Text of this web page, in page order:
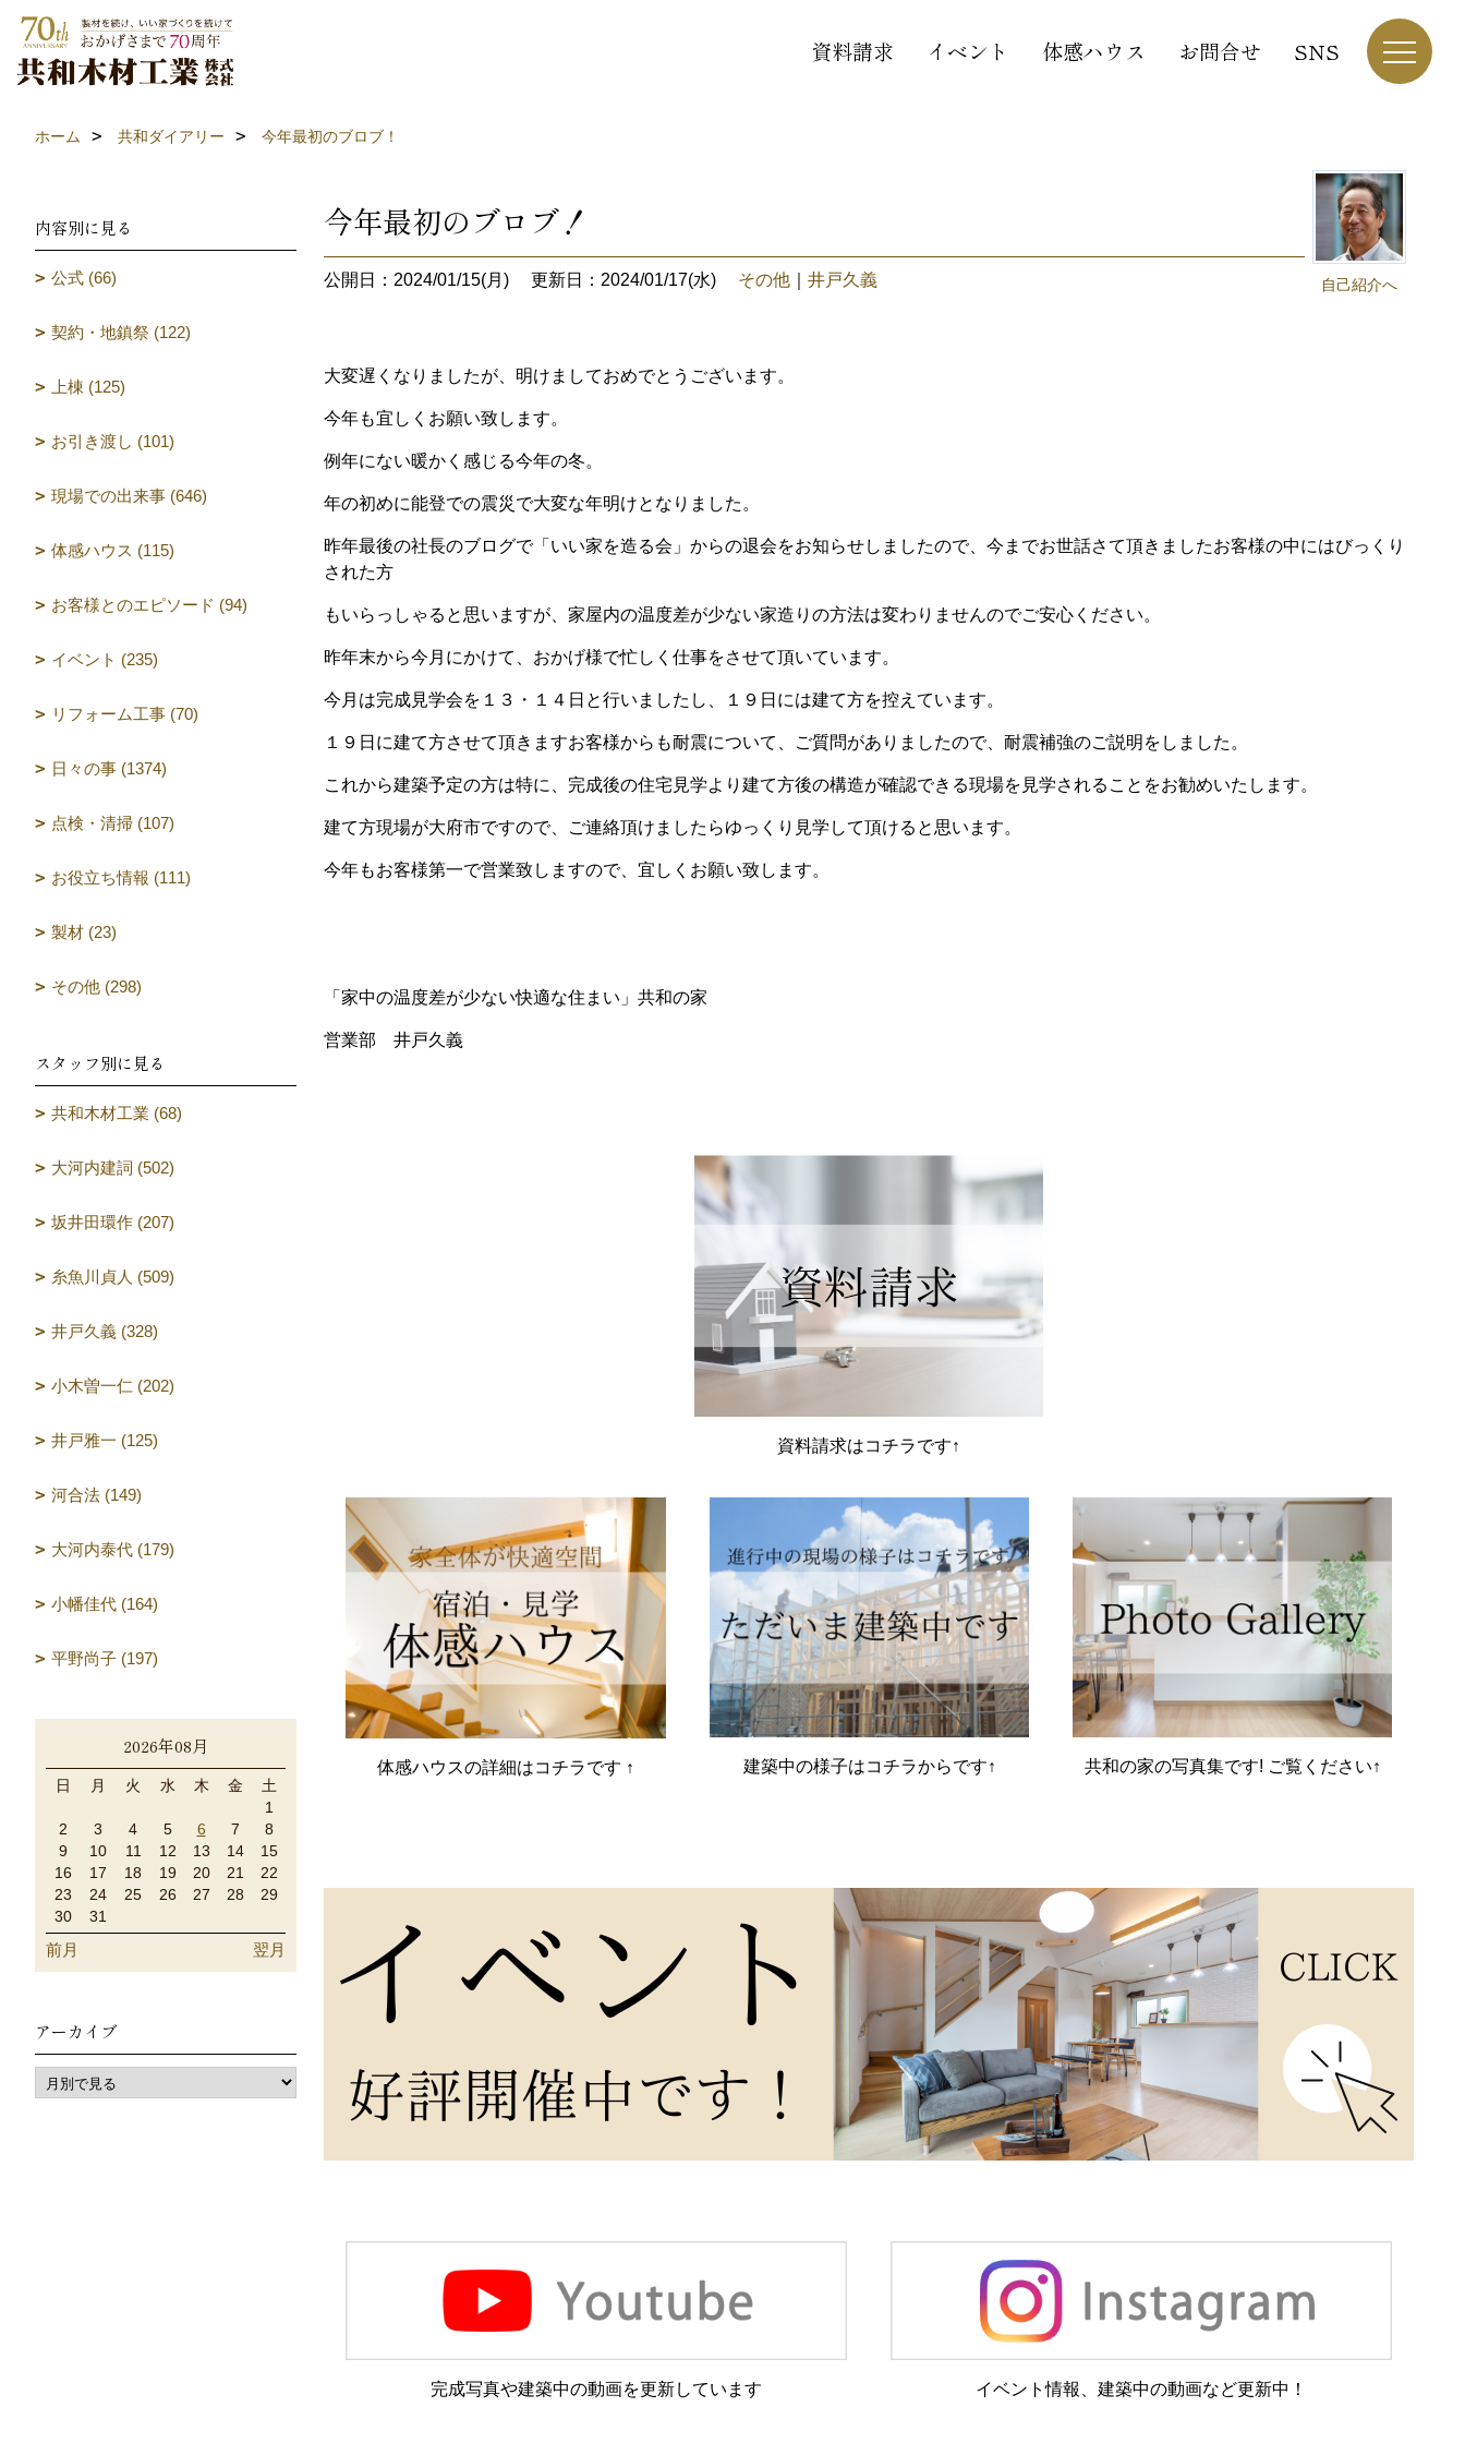
資料請求 イベント 体感ハウス お問合せ SNS
ホーム 共和ダイアリー 今年最初のブロブ！
自己紹介へ
今年最初のブロブ！
公開日：2024/01/15(月) 更新日：2024/01/17(水) その他 井戸久義
大変遅くなりましたが、明けましておめでとうございます。
今年も宜しくお願い致します。
例年にない暖かく感じる今年の冬。
年の初めに能登での震災で大変な年明けとなりました。
昨年最後の社長のブログで「いい家を造る会」からの退会をお知らせしましたので、今までお世話さて頂きましたお客様の中にはびっくり
された方
もいらっしゃると思いますが、家屋内の温度差が少ない家造りの方法は変わりませんのでご安心ください。
昨年末から今月にかけて、おかげ様で忙しく仕事をさせて頂いています。
今月は完成見学会を１３・１４日と行いましたし、１９日には建て方を控えています。
１９日に建て方させて頂きますお客様からも耐震について、ご質問がありましたので、耐震補強のご説明をしました。
これから建築予定の方は特に、完成後の住宅見学より建て方後の構造が確認できる現場を見学されることをお勧めいたします。
建て方現場が大府市ですので、ご連絡頂けましたらゆっくり見学して頂けると思います。
今年もお客様第一で営業致しますので、宜しくお願い致します。
「家中の温度差が少ない快適な住まい」共和の家
営業部 井戸久義
資料請求はコチラです↑
体感ハウスの詳細はコチラです ↑ 建築中の様子はコチラからです↑ 共和の家の写真集です! ご覧ください↑
完成写真や建築中の動画を更新しています イベント情報、建築中の動画など更新中！
内容別に見る
公式 (66)
契約・地鎮祭 (122)
上棟 (125)
お引き渡し (101)
現場での出来事 (646)
体感ハウス (115)
お客様とのエピソード (94)
イベント (235)
リフォーム工事 (70)
日々の事 (1374)
点検・清掃 (107)
お役立ち情報 (111)
製材 (23)
その他 (298)
スタッフ別に見る
共和木材工業 (68)
大河内建詞 (502)
坂井田環作 (207)
糸魚川貞人 (509)
井戸久義 (328)
小木曽一仁 (202)
井戸雅一 (125)
河合法 (149)
大河内泰代 (179)
小幡佳代 (164)
平野尚子 (197)
2026年08月
日 月 火 水 木 金
土
1
2
3 4 5 6 7
8
9
10 11 12 13 14
15
16
17 18 19 20 21
22
23
24 25 26 27 28
29
30
31
前月 翌月
アーカイブ